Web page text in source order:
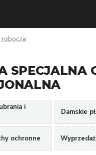
robocza
SPECJALNA
i
Damskie
ochronne Wyprzedaż